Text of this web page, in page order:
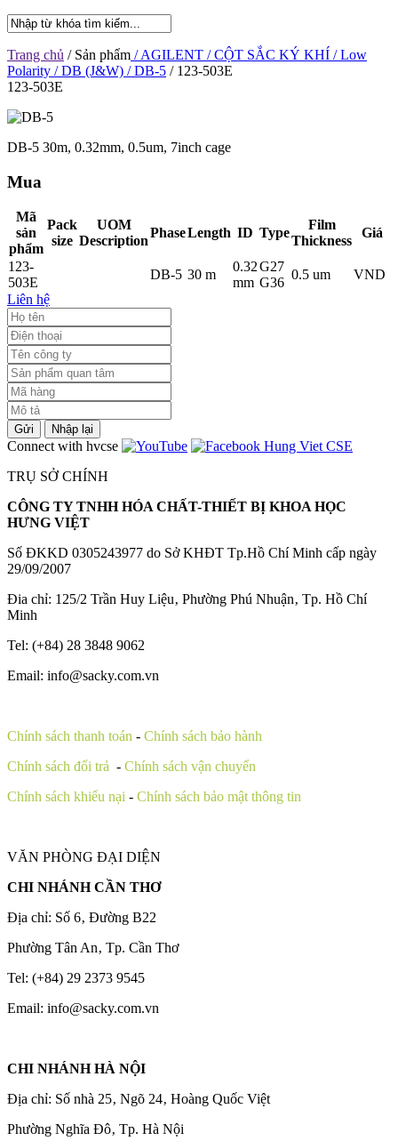
Trang chủ / Sản phẩm / AGILENT / CỘT SẮC KÝ KHÍ / Low
Polarity / DB (J&W) / DB-5 / 123-503E
123-503E
DB-5 30m, 0.32mm, 0.5um, 7inch cage
Mua
Mã
sản
phẩm
Pack
size
UOM
Description
PhaseLength ID Type
Film
Thickness
Giá
123-
503E
DB-5 30 m
0.32
mm
G27
G36
0.5 um
VND
Liên hệ
Gửi Nhập lại
Connect with hvcse
TRỤ SỞ CHÍNH
CÔNG TY TNHH HÓA CHẤT-THIẾT BỊ KHOA HỌC
HƯNG VIỆT
Số ĐKKD 0305243977 do Sở KHĐT Tp.Hồ Chí Minh cấp ngày
29/09/2007
Đia chỉ: 125/2 Trần Huy Liệu‚ Phường Phú Nhuận‚ Tp. Hồ Chí
Minh
Tel: (+84) 28 3848 9062
Email: info@sacky.com.vn
Chính sách thanh toán - Chính sách bảo hành
Chính sách đổi trả - Chính sách vận chuyển
Chính sách khiếu nại - Chính sách bảo mật thông tin
VĂN PHÒNG ĐẠI DIỆN
CHI NHÁNH CẦN THƠ
Địa chỉ: Số 6‚ Đường B22
Phường Tân An‚ Tp. Cần Thơ
Tel: (+84) 29 2373 9545
Email: info@sacky.com.vn
CHI NHÁNH HÀ NỘI
Địa chỉ: Số nhà 25‚ Ngõ 24‚ Hoàng Quốc Việt
Phường Nghĩa Đô‚ Tp. Hà Nội